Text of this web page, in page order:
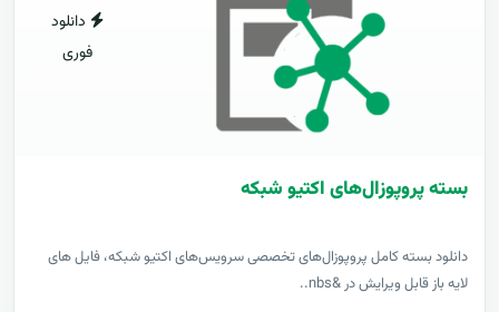
دانلود
فوری
بسته پروپوزال‌های اکتیو شبکه
دانلود بسته کامل پروپوزال‌های تخصصی سرویس‌های اکتیو شبکه، فایل های
لایه باز قابل ویرایش در &nbs..